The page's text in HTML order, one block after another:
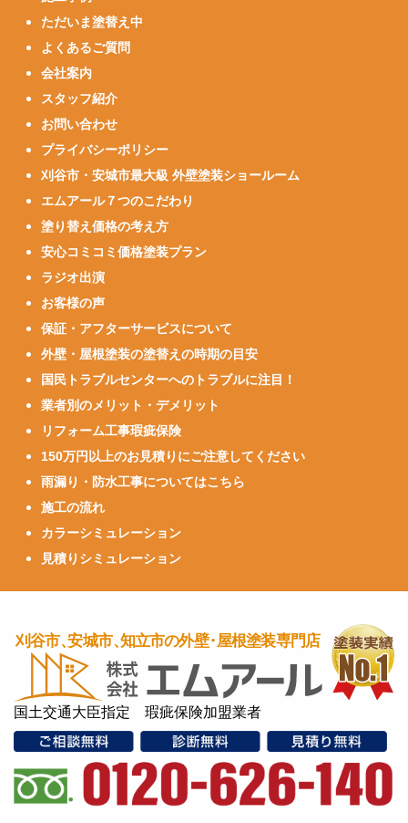
ただいま塗替え中
よくあるご質問
会社案内
スタッフ紹介
お問い合わせ
プライバシーポリシー
刈谷市・安城市最大級 外壁塗装ショールーム
エムアール７つのこだわり
塗り替え価格の考え方
安心コミコミ価格塗装プラン
ラジオ出演
お客様の声
保証・アフターサービスについて
外壁・屋根塗装の塗替えの時期の目安
国民トラブルセンターへのトラブルに注目！
業者別のメリット・デメリット
リフォーム工事瑕疵保険
150万円以上のお見積りにご注意してください
雨漏り・防水工事についてはこちら
施工の流れ
カラーシミュレーション
見積りシミュレーション
国土交通大臣指定 瑕疵保険加盟業者